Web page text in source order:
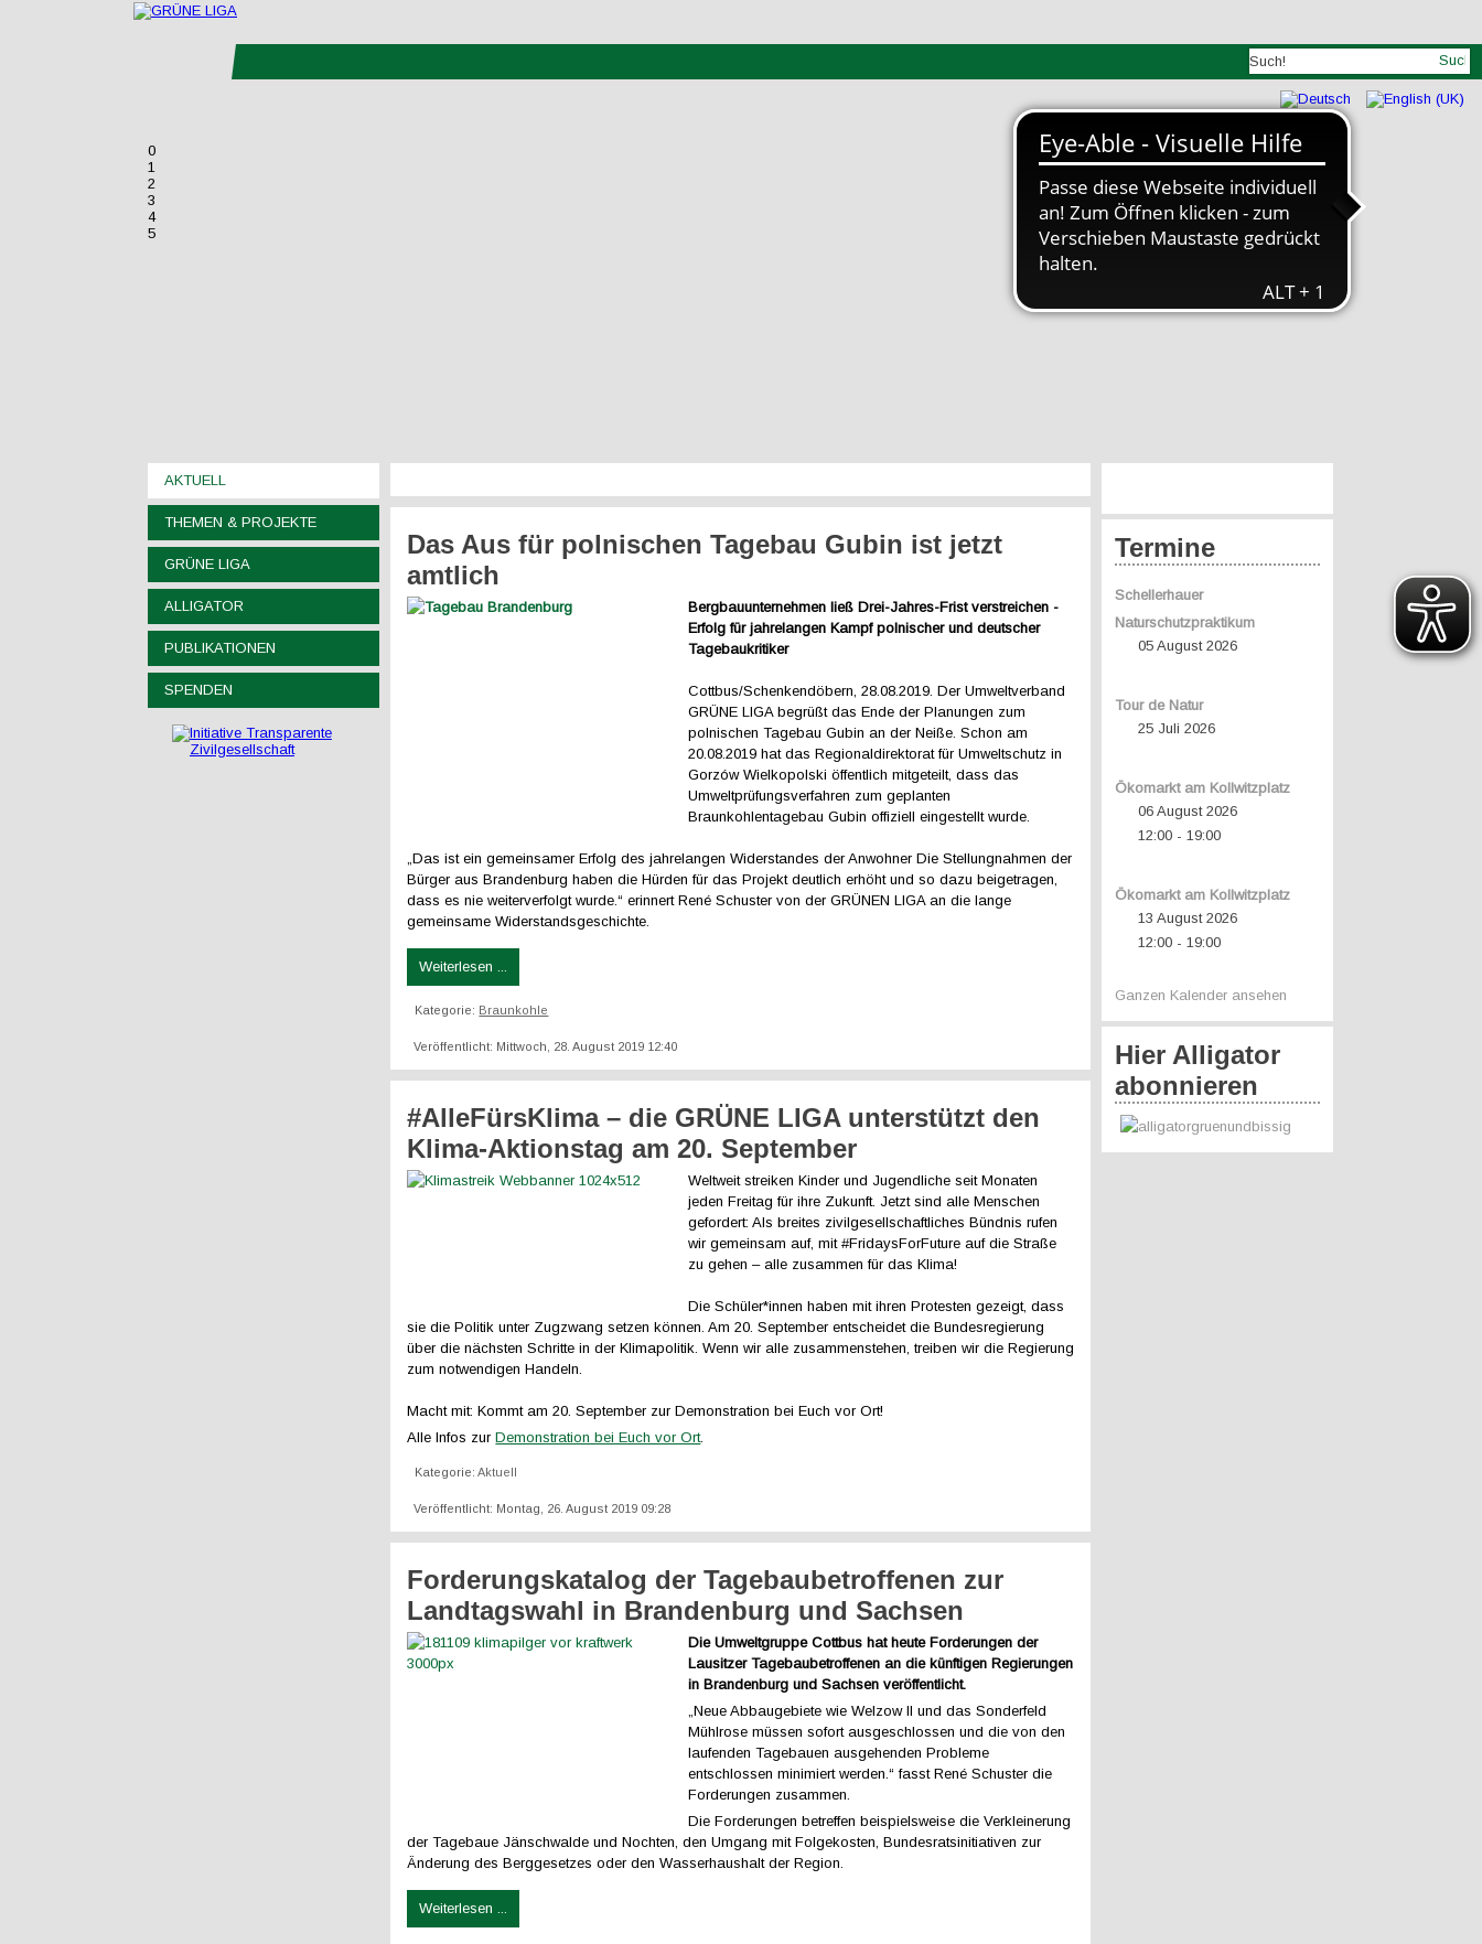
0
1
2
3
4
5
AKTUELL
THEMEN & PROJEKTE
GRÜNE LIGA
ALLIGATOR
PUBLIKATIONEN
SPENDEN
Das Aus für polnischen Tagebau Gubin ist jetzt
amtlich
Bergbauunternehmen ließ Drei-Jahres-Frist verstreichen -
Erfolg für jahrelangen Kampf polnischer und deutscher
Tagebaukritiker
Cottbus/Schenkendöbern, 28.08.2019. Der Umweltverband
GRÜNE LIGA begrüßt das Ende der Planungen zum
polnischen Tagebau Gubin an der Neiße. Schon am
20.08.2019 hat das Regionaldirektorat für Umweltschutz in
Gorzów Wielkopolski öffentlich mitgeteilt, dass das
Umweltprüfungsverfahren zum geplanten
Braunkohlentagebau Gubin offiziell eingestellt wurde.
„Das ist ein gemeinsamer Erfolg des jahrelangen Widerstandes der Anwohner Die Stellungnahmen der
Bürger aus Brandenburg haben die Hürden für das Projekt deutlich erhöht und so dazu beigetragen,
dass es nie weiterverfolgt wurde.“ erinnert René Schuster von der GRÜNEN LIGA an die lange
gemeinsame Widerstandsgeschichte.
Weiterlesen ...
Kategorie: Braunkohle
Veröffentlicht: Mittwoch, 28. August 2019 12:40
#AlleFürsKlima – die GRÜNE LIGA unterstützt den
Klima-Aktionstag am 20. September
Weltweit streiken Kinder und Jugendliche seit Monaten
jeden Freitag für ihre Zukunft. Jetzt sind alle Menschen
gefordert: Als breites zivilgesellschaftliches Bündnis rufen
wir gemeinsam auf, mit #FridaysForFuture auf die Straße
zu gehen – alle zusammen für das Klima!
Die Schüler*innen haben mit ihren Protesten gezeigt, dass
sie die Politik unter Zugzwang setzen können. Am 20. September entscheidet die Bundesregierung
über die nächsten Schritte in der Klimapolitik. Wenn wir alle zusammenstehen, treiben wir die Regierung
zum notwendigen Handeln.
Macht mit: Kommt am 20. September zur Demonstration bei Euch vor Ort!
Alle Infos zurDemonstration bei Euch vor Ort.
Kategorie:Aktuell
Veröffentlicht: Montag, 26. August 2019 09:28
Forderungskatalog der Tagebaubetroffenen zur
Landtagswahl in Brandenburg und Sachsen
Die Umweltgruppe Cottbus hat heute Forderungen der
Lausitzer Tagebaubetroffenen an die künftigen Regierungen
in Brandenburg und Sachsen veröffentlicht.
„Neue Abbaugebiete wie Welzow II und das Sonderfeld
Mühlrose müssen sofort ausgeschlossen und die von den
laufenden Tagebauen ausgehenden Probleme
entschlossen minimiert werden.“ fasst René Schuster die
Forderungen zusammen.
Die Forderungen betreffen beispielsweise die Verkleinerung
der Tagebaue Jänschwalde und Nochten, den Umgang mit Folgekosten, Bundesratsinitiativen zur
Änderung des Berggesetzes oder den Wasserhaushalt der Region.
Weiterlesen ...
Termine
Schellerhauer
Naturschutzpraktikum
05 August 2026
Tour de Natur
25 Juli 2026
Ökomarkt am Kollwitzplatz
06 August 2026
12:00 -19:00
Ökomarkt am Kollwitzplatz
13 August 2026
12:00 -19:00
Ganzen Kalender ansehen
Hier Alligator
abonnieren